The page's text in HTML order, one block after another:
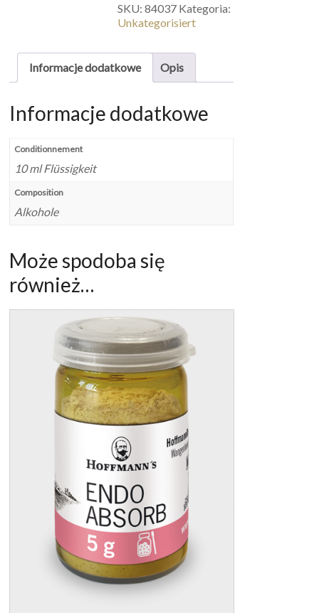
SKU:84037 Kategoria:
Unkategorisiert
Informacje dodatkowe Opis
Informacje dodatkowe
Conditionnement
10 ml Flüssigkeit
Composition
Alkohole
Może spodoba się
również…